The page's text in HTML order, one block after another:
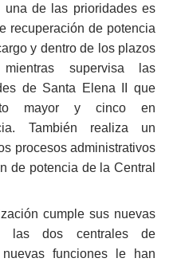
una de las prioridades es
recuperación de potencia
y dentro de los plazos
mientras supervisa las
de Santa Elena II que
mayor y cinco en
También realiza un
procesos administrativos
de potencia de la Central
cumple sus nuevas
las dos centrales de
funciones le han